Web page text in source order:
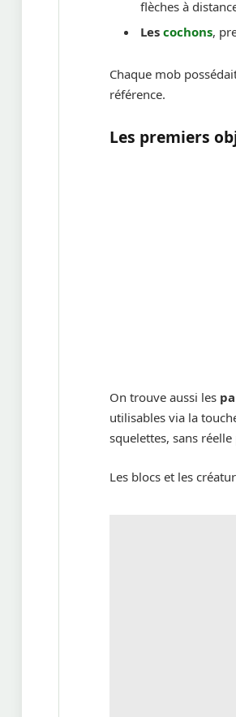
flèches à
Lescochons,
Chaque mob
référence.
Les premiers
On trouve aussi les
utilisables via la
squelettes, sans
Les blocs et les